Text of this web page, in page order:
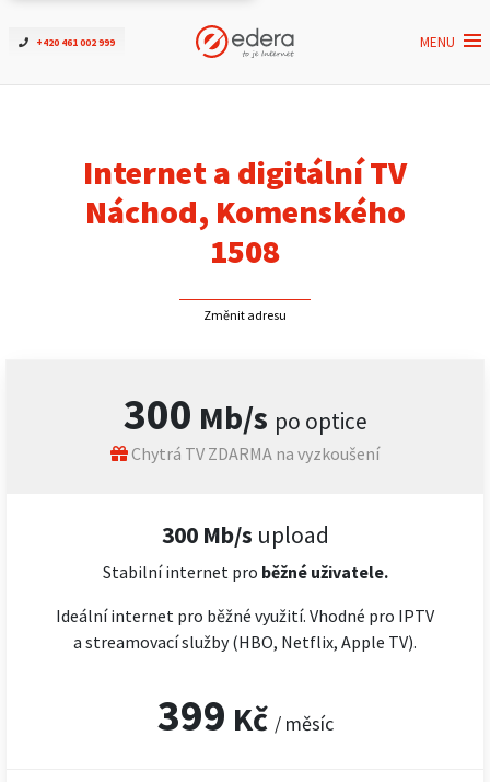
+420 461 002 999 MENU
Ověřit dostupnost
ČEZNET TV
Internet a digitální TV
Náchod, Komenského
1508
Změnit adresu
300 Mb/s po optice
Chytrá TV ZDARMA na vyzkoušení
300 Mb/s upload
Stabilní internet pro běžné uživatele.
Ideální internet pro běžné využití. Vhodné pro IPTV
a streamovací služby (HBO, Netflix, Apple TV).
399 Kč / měsíc